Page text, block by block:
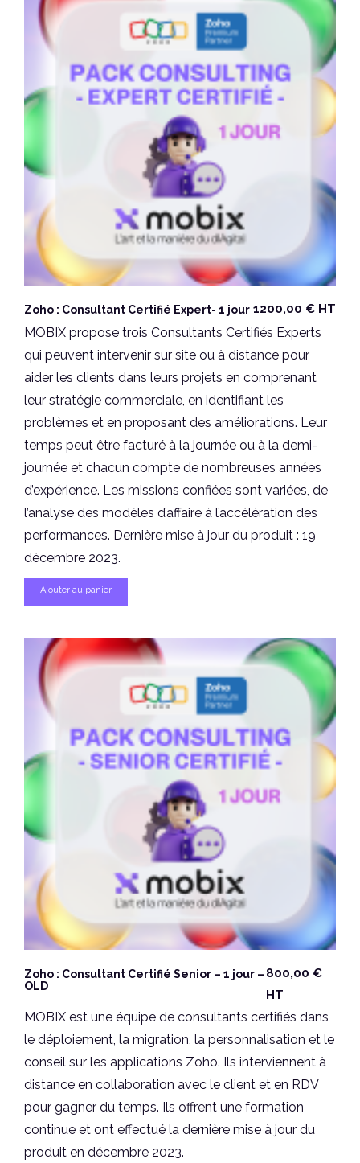
Autres Applications ZOHO (2)
Zoho : Consultant Certifié Expert- 1 jour 1200,00 € HT
MOBIX propose trois Consultants Certifiés Experts
qui peuvent intervenir sur site ou à distance pour
aider les clients dans leurs projets en comprenant
leur stratégie commerciale, en identifiant les
problèmes et en proposant des améliorations. Leur
temps peut être facturé à la journée ou à la demi-
journée et chacun compte de nombreuses années
d’expérience. Les missions confiées sont variées, de
l’analyse des modèles d’affaire à l’accélération des
performances. Dernière mise à jour du produit : 19
décembre 2023.
Ajouter au panier
Zoho : Consultant Certifié Senior – 1 jour –
OLD
800,00 €
HT
MOBIX est une équipe de consultants certifiés dans
le déploiement, la migration, la personnalisation et le
conseil sur les applications Zoho. Ils interviennent à
distance en collaboration avec le client et en RDV
pour gagner du temps. Ils offrent une formation
continue et ont effectué la dernière mise à jour du
produit en décembre 2023.